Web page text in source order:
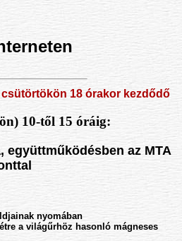
18 órakor kezdődőELTE
10-től 15 óráig:
együttműködésben az MTA
nyomában
a világűrhöz hasonló mágneses